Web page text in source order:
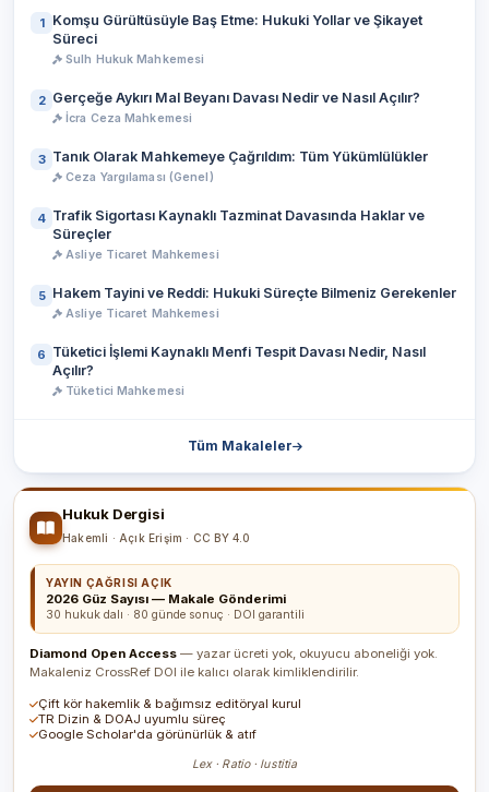
1
Komşu Gürültüsüyle Baş Etme: Hukuki Yollar ve Şikayet
Süreci
Sulh Hukuk Mahkemesi
2 Gerçeğe Aykırı Mal Beyanı Davası Nedir ve Nasıl Açılır?
İcra Ceza Mahkemesi
3 Tanık Olarak Mahkemeye Çağrıldım: Tüm Yükümlülükler
Ceza Yargılaması (Genel)
4 Trafik Sigortası Kaynaklı Tazminat Davasında Haklar ve
Süreçler
Asliye Ticaret Mahkemesi
5 Hakem Tayini ve Reddi: Hukuki Süreçte Bilmeniz Gerekenler
Asliye Ticaret Mahkemesi
6 Tüketici İşlemi Kaynaklı Menfi Tespit Davası Nedir, Nasıl
Açılır?
Tüketici Mahkemesi
Tüm Makaleler
Hukuk Dergisi
Hakemli · Açık Erişim · CC BY 4.0
YAYIN ÇAĞRISI AÇIK
2026 Güz Sayısı — Makale Gönderimi
30 hukuk dalı · 80 günde sonuç · DOI garantili
Diamond Open Access — yazar ücreti yok, okuyucu aboneliği yok.
Makaleniz CrossRef DOI ile kalıcı olarak kimliklendirilir.
Çift kör hakemlik & bağımsız editöryal kurul
TR Dizin & DOAJ uyumlu süreç
Google Scholar'da görünürlük & atıf
Lex · Ratio · Iustitia